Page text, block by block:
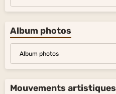
Album photos
Album photos
Mouvements artistiques